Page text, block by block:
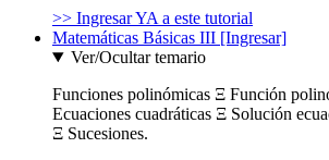
>> Ingresar YA a este tutorial
Matemáticas Básicas III [Ingresar]
Ver/Ocultar temario
Funciones polinómicas Ξ Función
Ecuaciones cuadráticas Ξ Solución
Ξ Sucesiones.